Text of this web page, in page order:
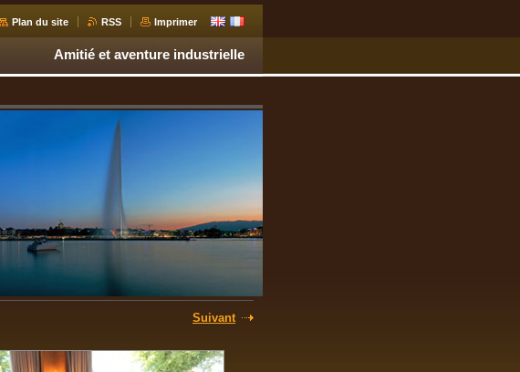
Plan du site RSS Imprimer
Amitié et aventure industrielle
Suivant